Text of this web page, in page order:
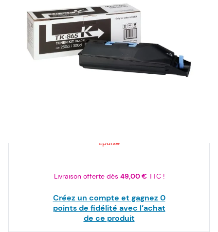
1T02JZ0EU0
Référence fabricant : TK-865 K
Capacité en pages (à 5%) : 20000
1T02JZ0EU0 / TK-865 KKyocera - noir - toner de marque
Epuisé
Livraison offerte dès 49,00 €TTC !
Créez un compte et gagnez 0
points de fidélité avec l’achat
de ce produit